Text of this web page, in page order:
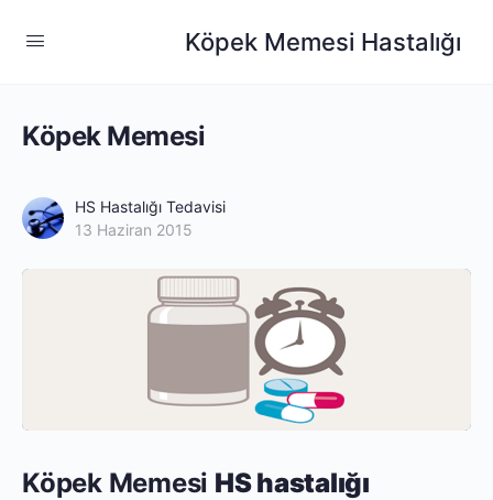
Köpek Memesi Hastalığı
Köpek Memesi
HS Hastalığı Tedavisi
13 Haziran 2015
Köpek Memesi HS hastalığı